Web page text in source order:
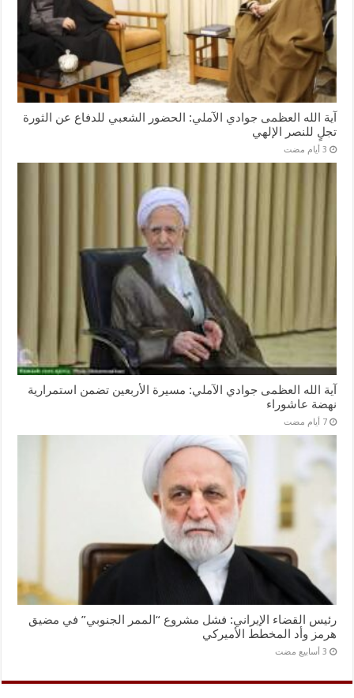
آية الله العظمى جوادي الآملي: الحضور الشعبي للدفاع عن الثورة
تجلٍ للنصر الإلهي
آية الله العظمى جوادي الآملي: مسيرة الأربعين تضمن استمرارية
نهضة عاشوراء
‏7 أيام مضت
رئيس القضاء الإيراني: فشل مشروع “الممر الجنوبي” في مضيق
هرمز وأد المخطط الأميركي